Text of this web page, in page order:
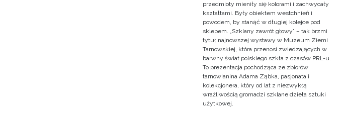
przedmioty mieniły się kolorami i zachwycały
kształtami. Były obiektem westchnień i
powodem, by stanąć w długiej kolejce pod
sklepem. „Szklany zawrót głowy” – tak brzmi
tytuł najnowszej wystawy w Muzeum Ziemi
Tarnowskiej, która przenosi zwiedzających w
barwny świat polskiego szkła z czasów PRL-u.
To prezentacja pochodząca ze zbiorów
tarnowianina Adama Ząbka, pasjonata i
kolekcjonera, który od lat z niezwykłą
wrażliwością gromadzi szklane dzieła sztuki
użytkowej.